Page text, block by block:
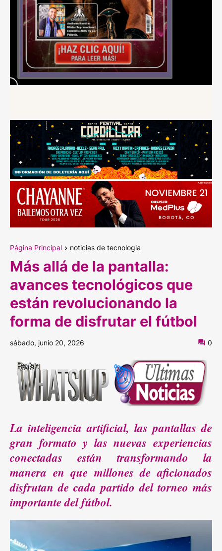
Página Principal noticias de tecnologia
Más allá de la pantalla:
avances tecnológicos que
están revolucionando la
forma de disfrutar el fútbol
sábado, junio 20, 2026 0
La inteligencia artificial, las pantallas de
gran formato y las nuevas experiencias
conectadas están transformando la
manera en que millones de aficionados
disfrutan de cada partido del torneo más
importante del fútbol.